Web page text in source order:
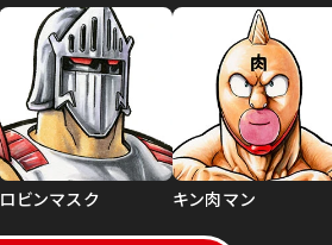
ロビンマスク キン肉マン